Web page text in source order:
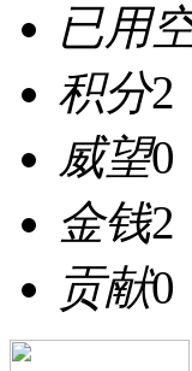
已用
积分2
威望0
金钱2
贡献0